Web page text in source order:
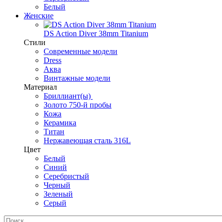
Белый
Женские
DS Action Diver 38mm Titanium
Стили
Современные модели
Dress
Аква
Винтажные модели
Материал
Бриллиант(ы)
Золото 750-й пробы
Кожа
Керамика
Титан
Нержавеющая сталь 316L
Цвет
Белый
Синий
Серебристый
Черный
Зеленый
Серый